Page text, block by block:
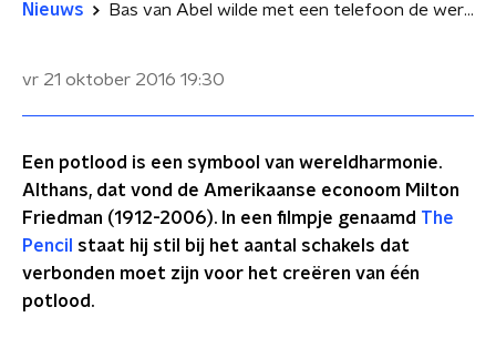
Nieuws Bas van Abel wilde met een telefoon de wereld veranderen
vr 21 oktober 2016 19:30
Een potlood is een symbool van wereldharmonie.
Althans, dat vond de Amerikaanse econoom Milton
Friedman (1912-2006). In een filmpje genaamd The
Pencil
staat hij stil bij het aantal schakels dat
verbonden moet zijn voor het creëren van één
potlood.